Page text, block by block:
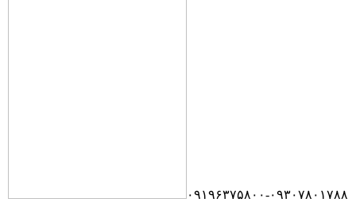
۰۹۱۹۶۳۷۵۸۰۰-۰۹۳۰۷۸۰۱۷۸۸